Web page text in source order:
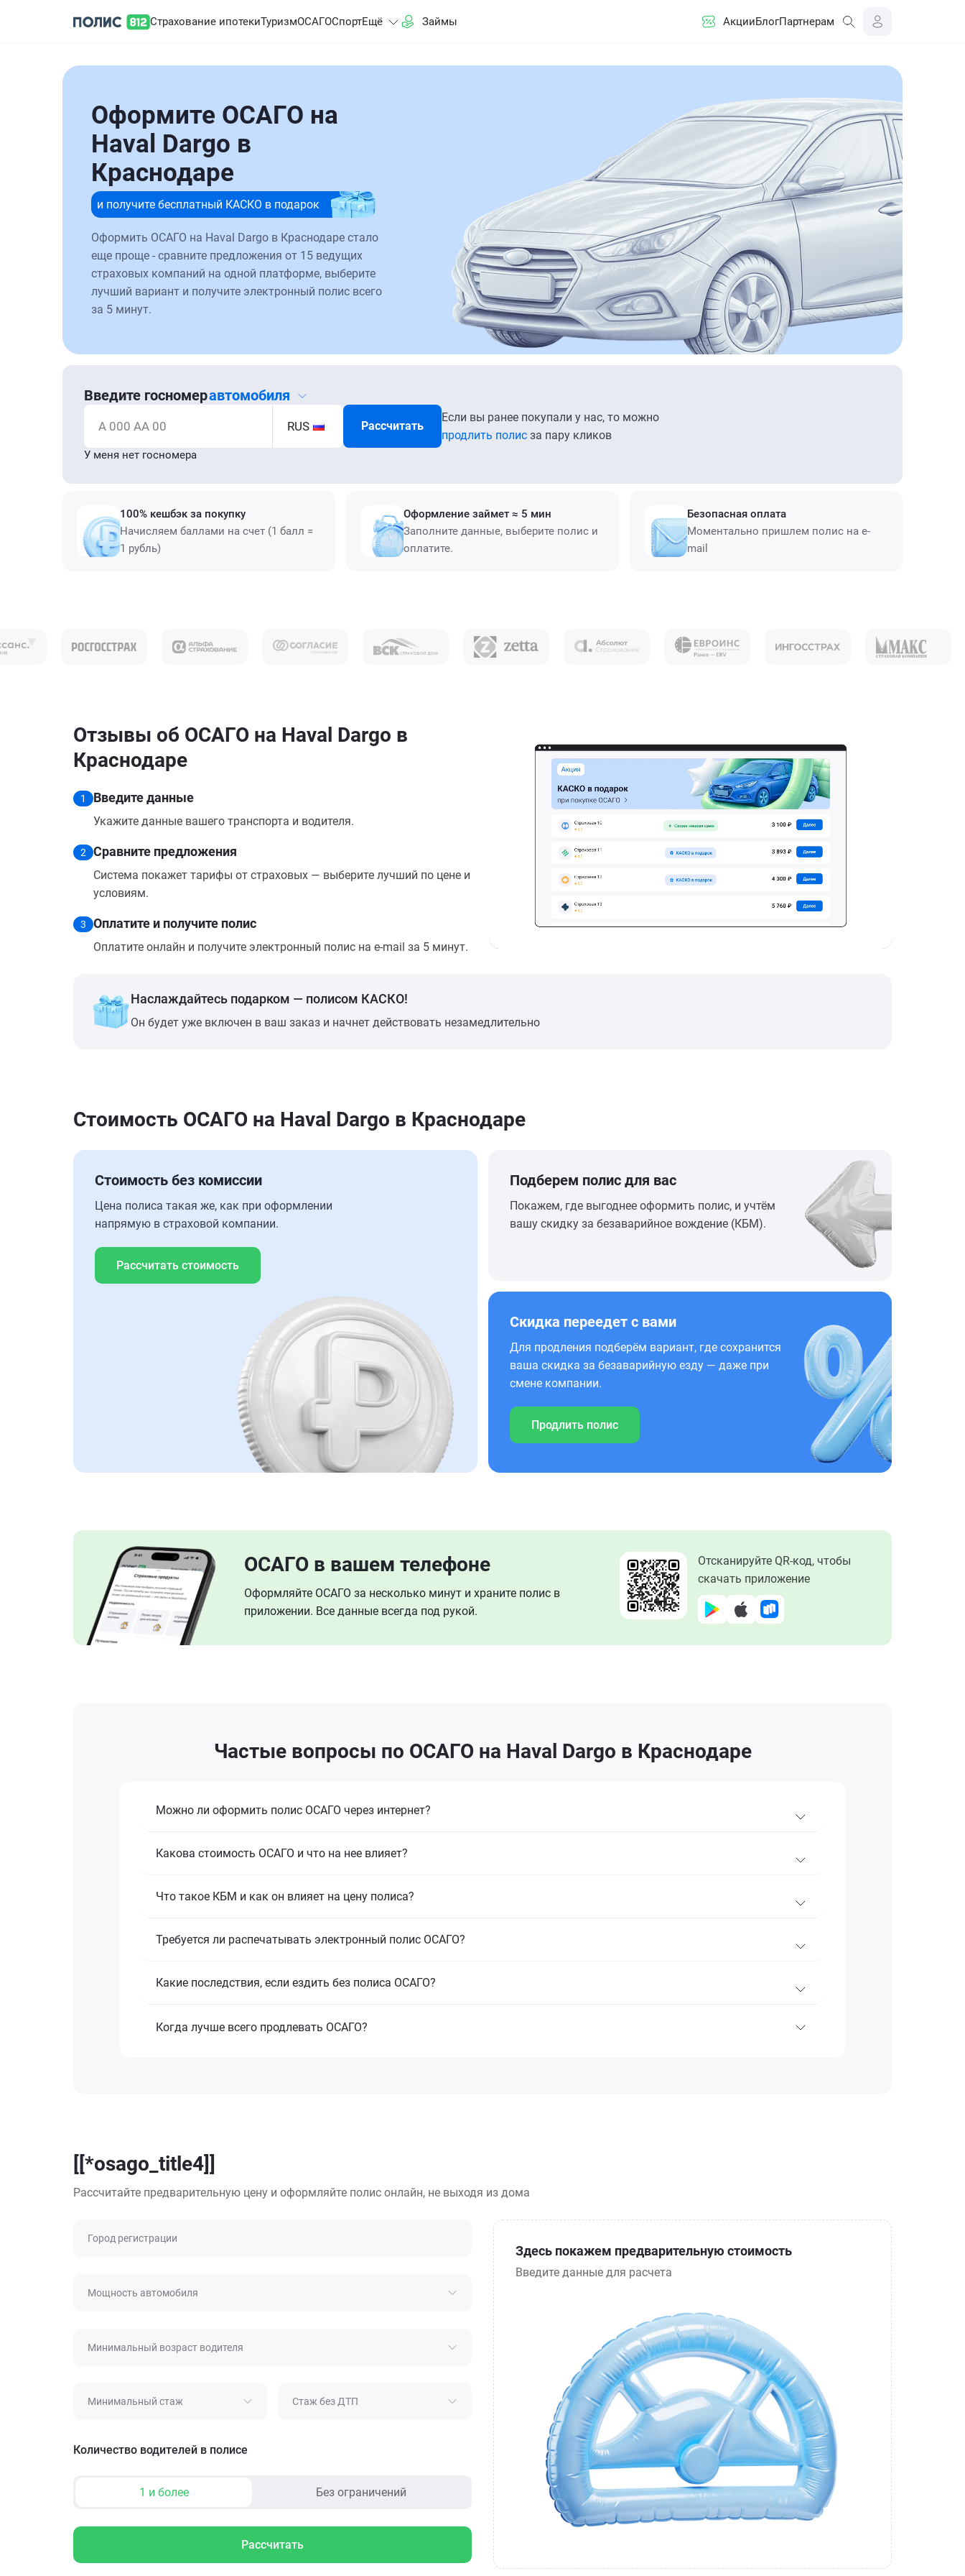
Страхование ипотекиТуризмОСАГОСпортЕщё Займы АкцииБлогПартнерам
Оформите ОСАГО на
Haval Dargo в
Краснодаре
и получите бесплатный КАСКО в подарок
Оформить ОСАГО на Haval Dargo в Краснодаре стало
еще проще - сравните предложения от 15 ведущих
страховых компаний на одной платформе, выберите
лучший вариант и получите электронный полис всего
за 5 минут.
Введите госномеравтомобиля
А 000 АА 00 RUS Рассчитать
Если вы ранее покупали у нас, то можно
продлить полис за пару кликов
У меня нет госномера
100% кешбэк за покупку
Начисляем баллами на счет (1 балл =
1 рубль)
Оформление займет ≈ 5 мин
Заполните данные, выберите полис и
оплатите.
Безопасная оплата
Моментально пришлем полис на e-
mail
Отзывы об ОСАГО на Haval Dargo в
Краснодаре
1 Введите данные
Укажите данные вашего транспорта и водителя.
2 Сравните предложения
Система покажет тарифы от страховых — выберите лучший по цене и
условиям.
3 Оплатите и получите полис
Оплатите онлайн и получите электронный полис на e-mail за 5 минут.
Наслаждайтесь подарком — полисом КАСКО!
Он будет уже включен в ваш заказ и начнет действовать незамедлительно
Стоимость ОСАГО на Haval Dargo в Краснодаре
Стоимость без комиссии
Цена полиса такая же, как при оформлении
напрямую в страховой компании.
Рассчитать стоимость
Подберем полис для вас
Покажем, где выгоднее оформить полис, и учтём
вашу скидку за безаварийное вождение (КБМ).
Скидка переедет с вами
Для продления подберём вариант, где сохранится
ваша скидка за безаварийную езду — даже при
смене компании.
Продлить полис
ОСАГО в вашем телефоне
Оформляйте ОСАГО за несколько минут и храните полис в
приложении. Все данные всегда под рукой.
Отсканируйте QR-код, чтобы
скачать приложение
Частые вопросы по ОСАГО на Haval Dargo в Краснодаре
Можно ли оформить полис ОСАГО через интернет?
Какова стоимость ОСАГО и что на нее влияет?
Что такое КБМ и как он влияет на цену полиса?
Требуется ли распечатывать электронный полис ОСАГО?
Какие последствия, если ездить без полиса ОСАГО?
Когда лучше всего продлевать ОСАГО?
[[*osago_title4]]
Рассчитайте предварительную цену и оформляйте полис онлайн, не выходя из дома
Город регистрации
Мощность автомобиля
Минимальный возраст водителя
Минимальный стаж Стаж без ДТП
Количество водителей в полисе
1 и более Без ограничений
Рассчитать
Здесь покажем предварительную стоимость
Введите данные для расчета